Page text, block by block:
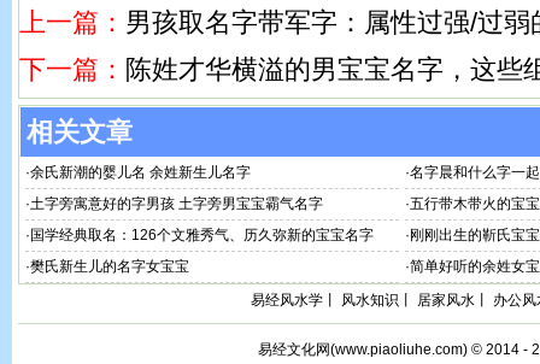
上一篇： 男孩取名字带军字：属性过强/过弱
下一篇： 陈姓才华横溢的男宝宝名字，这些
相关文章
·余氏新潮的婴儿名 余姓新生儿名字 ·名字晨和什么字一
·土字旁寓意好的字男孩 土字旁男宝宝霸气名字 ·五行带木带火的宝
· 国学经典取名：126个文雅秀气、历久弥新的宝宝名字 ·刚刚出生的靳氏宝
·樊氏新生儿的名字女宝宝 ·简单好听的余姓女
易经风水学
风水知识 居家风水 办公风
易经文化网(www.piaoliuhe.com) © 2014 -